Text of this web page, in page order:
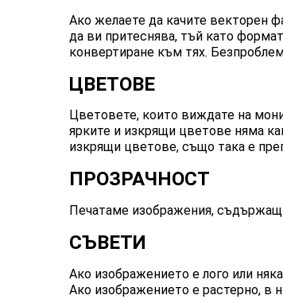
Ако желаете да качите векторен
да ви притеснява, тъй като
конвертиране към тях.
ЦВЕТОВЕ
Цветовете, които виждате на
ярките и изкрящи цветове няма
изкрящи цветове, също така е
ПРОЗРАЧНОСТ
Печатаме изображения,
СЪВЕТИ
Ако изображението е лого или
Ако изображението е растерно, в